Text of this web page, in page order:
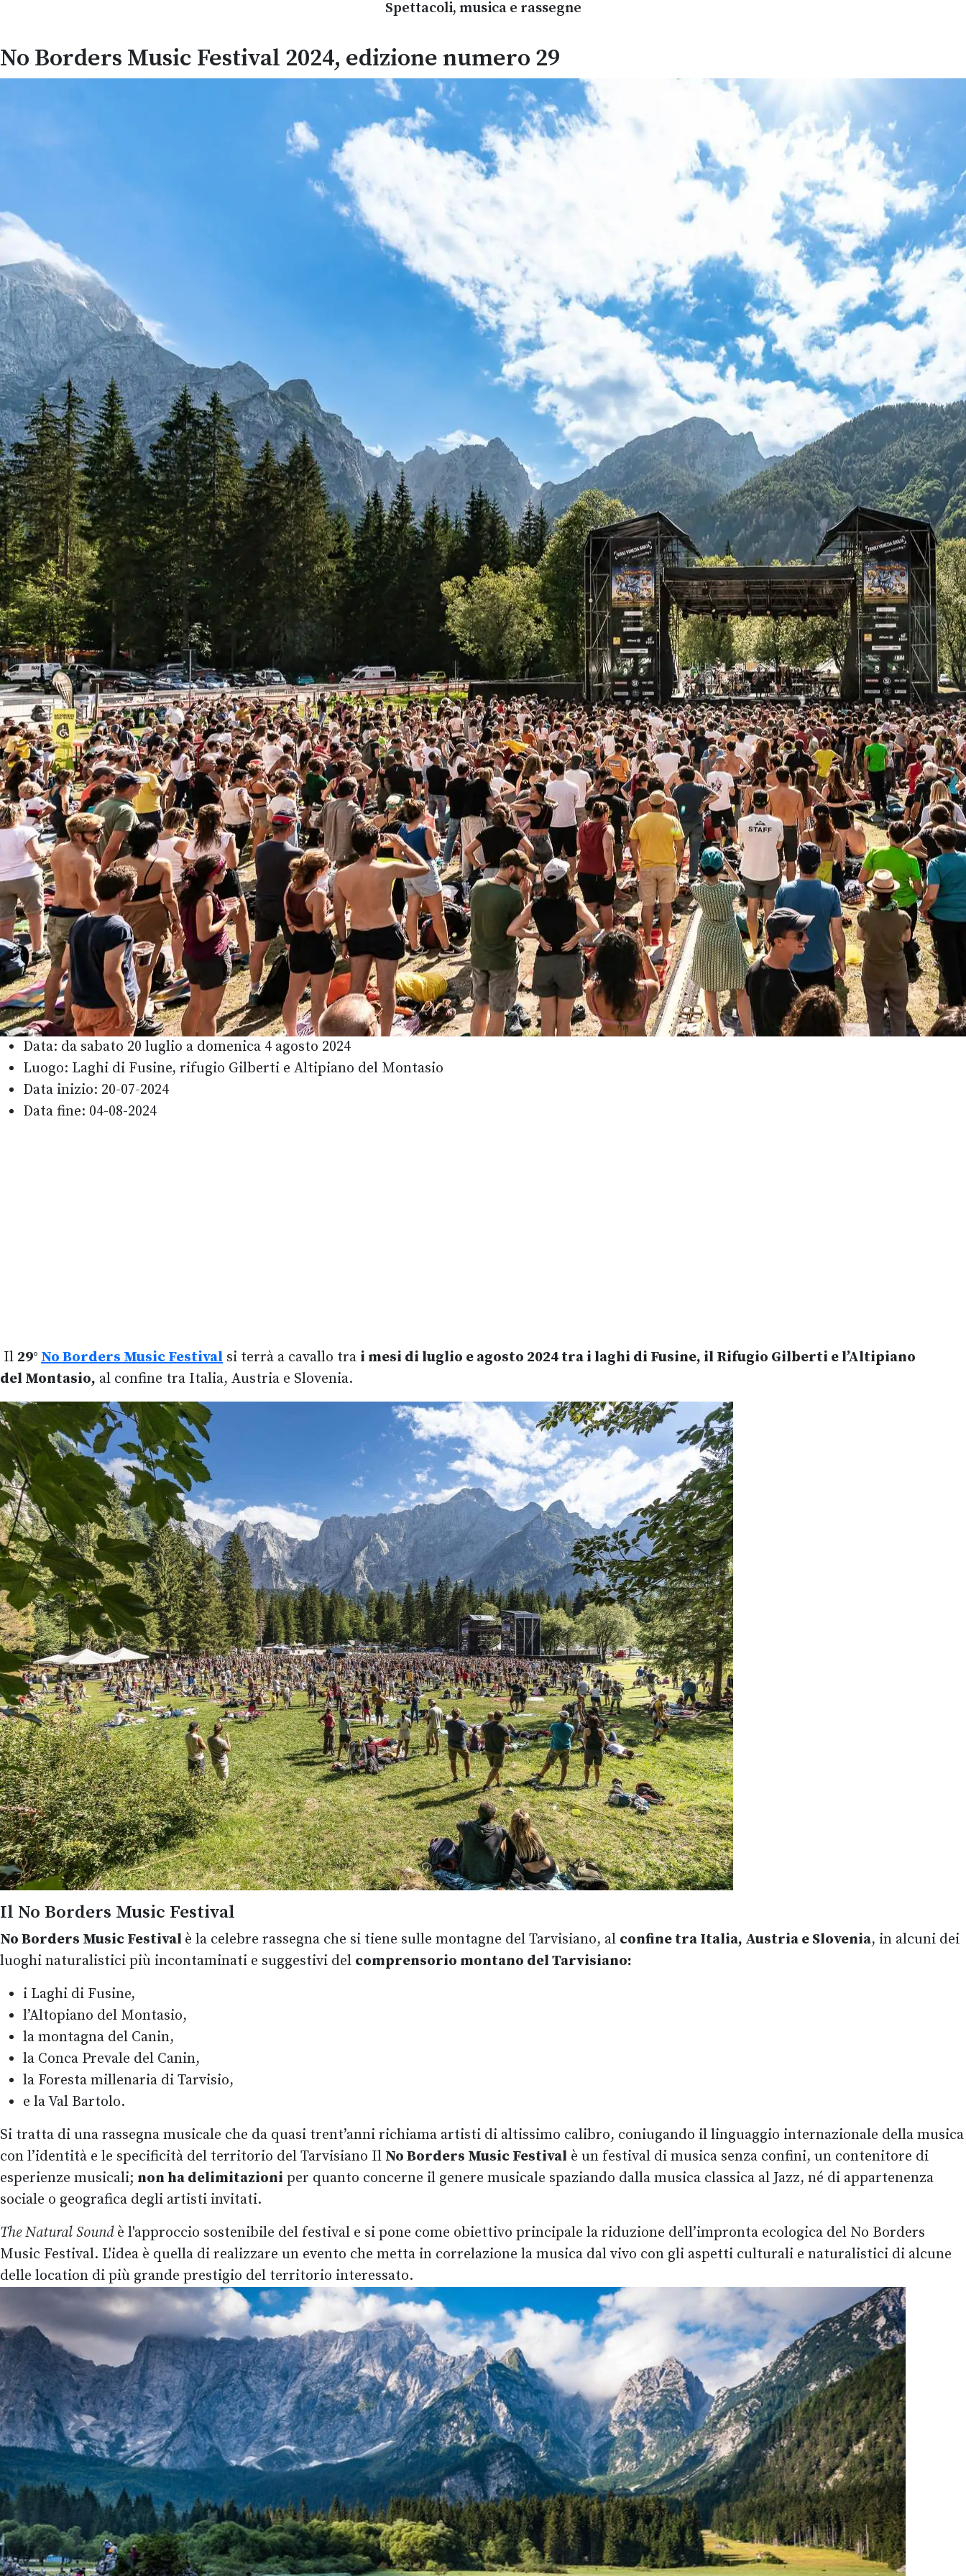
Spettacoli, musica e rassegne
No Borders Music Festival 2024, edizione numero 29
Data: da sabato 20 luglio a domenica 4 agosto 2024
Luogo: Laghi di Fusine, rifugio Gilberti e Altipiano del Montasio
Data inizio: 20-07-2024
Data fine: 04-08-2024
Il 29° No Borders Music Festival si terrà a cavallo tra i mesi di luglio e agosto 2024 tra i laghi di Fusine, il Rifugio Gilberti e l’Altipiano
del Montasio, al confine tra Italia, Austria e Slovenia.
Il No Borders Music Festival
No Borders Music Festival è la celebre rassegna che si tiene sulle montagne del Tarvisiano, al confine tra Italia, Austria e Slovenia, in alcuni dei
luoghi naturalistici più incontaminati e suggestivi del comprensorio montano del Tarvisiano:
i Laghi di Fusine,
l’Altopiano del Montasio,
la montagna del Canin,
la Conca Prevale del Canin,
la Foresta millenaria di Tarvisio,
e la Val Bartolo.
Si tratta di una rassegna musicale che da quasi trent’anni richiama artisti di altissimo calibro, coniugando il linguaggio internazionale della musica
con l’identità e le specificità del territorio del Tarvisiano Il No Borders Music Festival è un festival di musica senza confini, un contenitore di
esperienze musicali; non ha delimitazioni per quanto concerne il genere musicale spaziando dalla musica classica al Jazz, né di appartenenza
sociale o geografica degli artisti invitati.
The Natural Soundè l'approccio sostenibile del festival e si pone come obiettivo principale la riduzione dell’impronta ecologica del No Borders
Music Festival. L'idea è quella di realizzare un evento che metta in correlazione la musica dal vivo con gli aspetti culturali e naturalistici di alcune
delle location di più grande prestigio del territorio interessato.